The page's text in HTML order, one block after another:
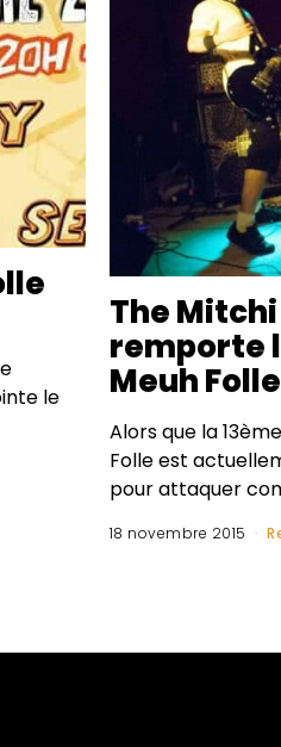
le
The
remporte
Meuh
Alors que la
Folle est
pour attaquer
18 novembre 2015